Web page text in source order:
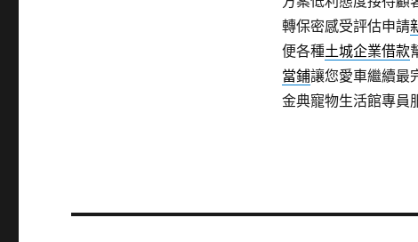
轉保密感受評估申請
便各種土城企業借款
當鋪讓您愛車繼續最
金典寵物生活館專員